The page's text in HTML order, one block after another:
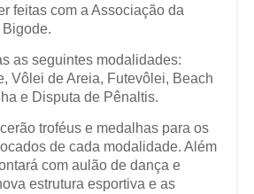
feitas com a Associação da
as seguintes modalidades:
Vôlei de Areia, Futevôlei, Beach
e Disputa de Pênaltis.
troféus e medalhas para os
de cada modalidade. Além
com aulão de dança e
estrutura esportiva e as